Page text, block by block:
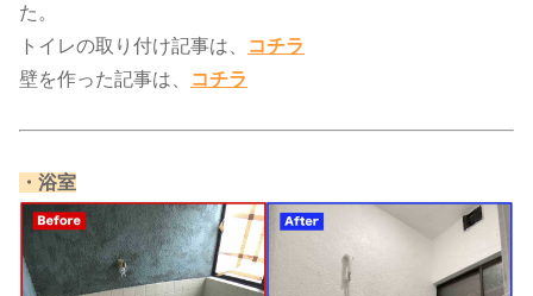
た。
トイレの取り付け記事は、
コチラ
壁を作った記事は、​​
コチラ
​・浴室​